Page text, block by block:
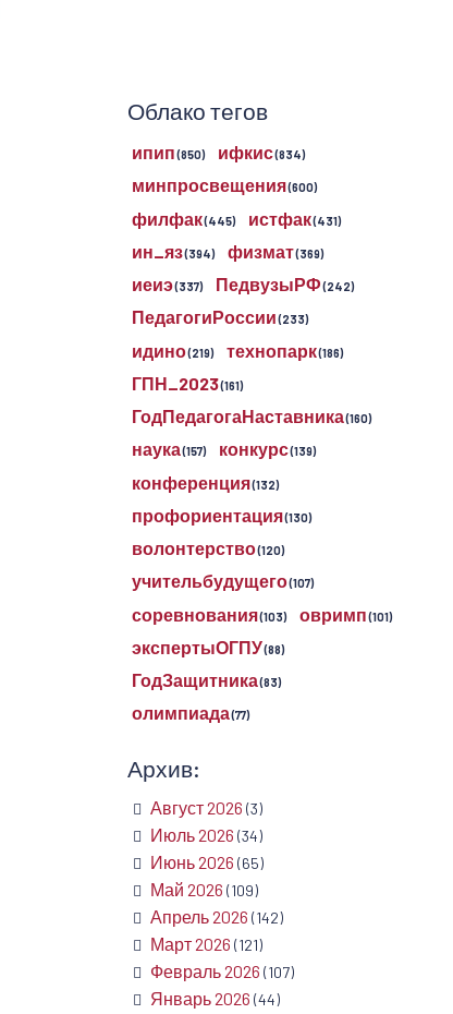
Облако тегов
ипип(850) ифкис(834)
минпросвещения(600)
филфак(445) истфак(431)
ин_яз(394) физмат(369)
иеиэ(337) ПедвузыРФ(242)
ПедагогиРоссии(233)
идино(219) технопарк(186)
ГПН_2023(161)
ГодПедагогаНаставника(160)
наука(157) конкурс(139)
конференция(132)
профориентация(130)
волонтерство(120)
учительбудущего(107)
соревнования(103) овримп(101)
экспертыОГПУ(88)
ГодЗащитника(83)
олимпиада(77)
Архив:
Август 2026 (3)
Июль 2026 (34)
Июнь 2026 (65)
Май 2026 (109)
Апрель 2026 (142)
Март 2026 (121)
Февраль 2026 (107)
Январь 2026 (44)